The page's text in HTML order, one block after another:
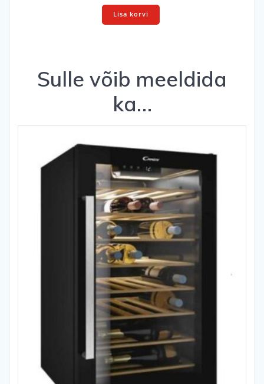
Jäänõu
5
Lisa korvi
Sulle võib meeldida
ka…